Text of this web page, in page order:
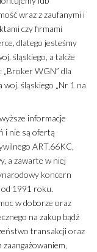
wraz z zaufanymi i
czy firmami
dlatego jesteśmy
śląskiego, a także
WGN” dla
śląskiego „Nr 1 na
informacje
i nie są ofertą
ART.66KC,
a zawarte w niej
koncern
1991 roku.
w doborze oraz
na zakup bądź
transakcji oraz